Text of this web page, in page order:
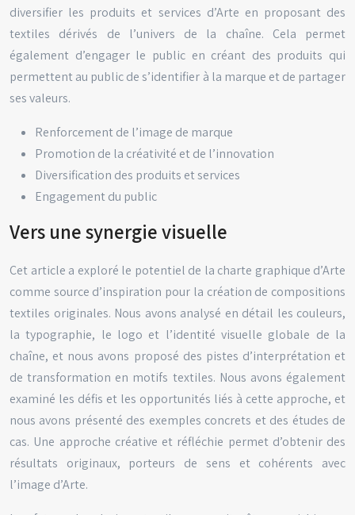
diversifier les produits et services d’Arte en proposant des
textiles dérivés de l’univers de la chaîne. Cela permet
également d’engager le public en créant des produits qui
permettent au public de s’identifier à la marque et de partager
ses valeurs.
Renforcement de l’image de marque
Promotion de la créativité et de l’innovation
Diversification des produits et services
Engagement du public
Vers une synergie visuelle
Cet article a exploré le potentiel de la charte graphique d’Arte
comme source d’inspiration pour la création de compositions
textiles originales. Nous avons analysé en détail les couleurs,
la typographie, le logo et l’identité visuelle globale de la
chaîne, et nous avons proposé des pistes d’interprétation et
de transformation en motifs textiles. Nous avons également
examiné les défis et les opportunités liés à cette approche, et
nous avons présenté des exemples concrets et des études de
cas. Une approche créative et réfléchie permet d’obtenir des
résultats originaux, porteurs de sens et cohérents avec
l’image d’Arte.